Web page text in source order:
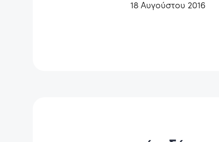
18 Αυγούστου 2016